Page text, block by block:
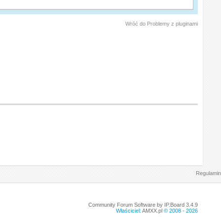
Wróć do Problemy z pluginami
Regulamin
Community Forum Software by IP.Board 3.4.9
Właściciel: AMXX.pl© 2008 - 2026